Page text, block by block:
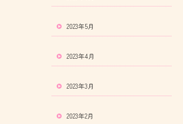
2023年5月
2023年4月
2023年3月
2023年2月